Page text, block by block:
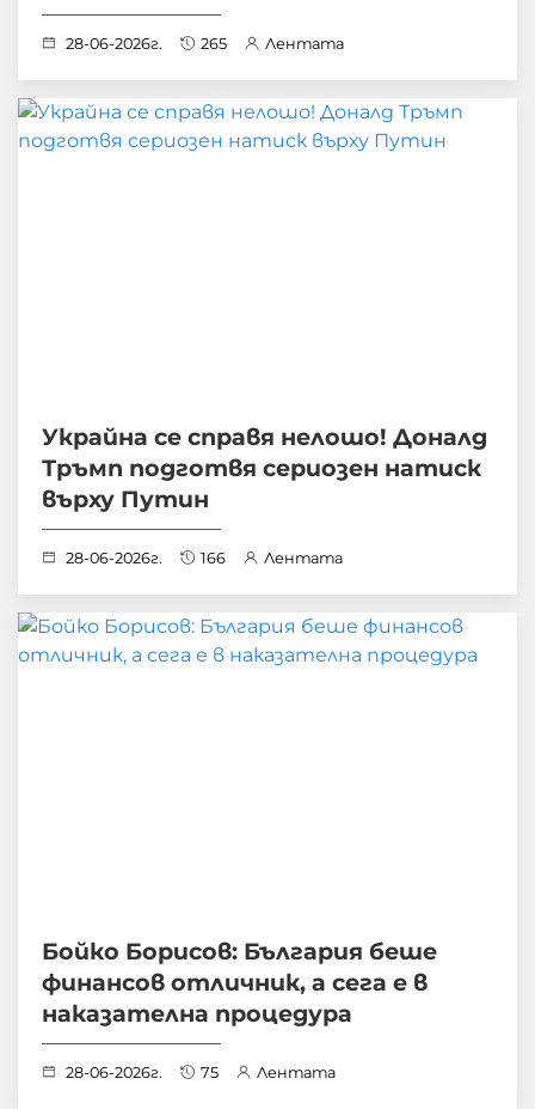
28-06-2026г. 265 Лентата
Украйна се справя нелошо! Доналд
Тръмп подготвя сериозен натиск
върху Путин
28-06-2026г. 166 Лентата
Бойко Борисов: България беше
финансов отличник, а сега е в
наказателна процедура
28-06-2026г. 75 Лентата